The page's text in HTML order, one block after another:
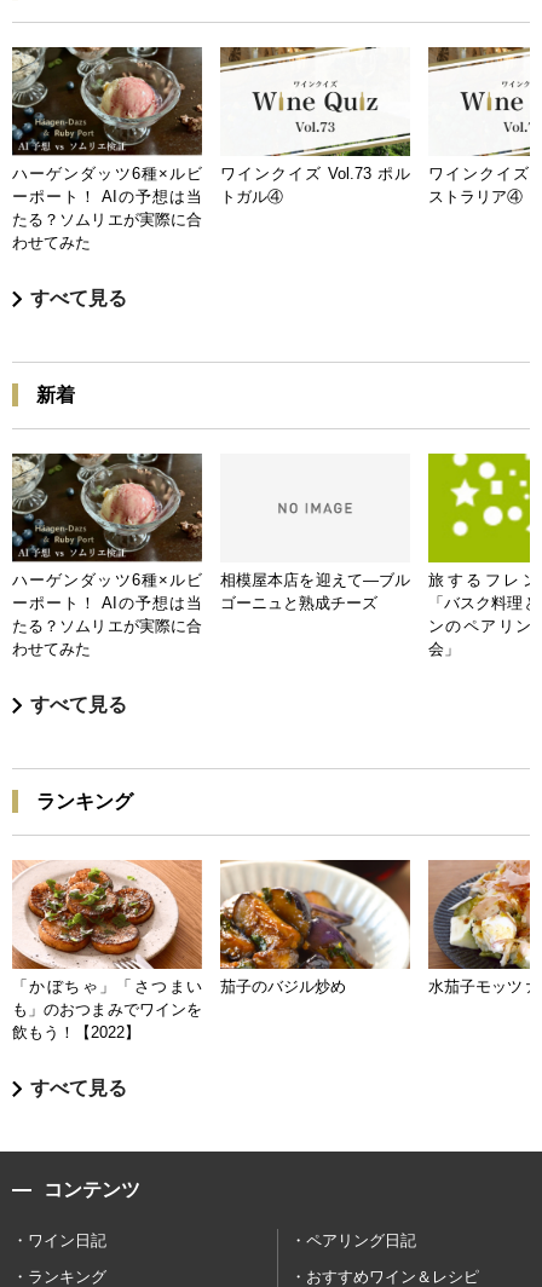
ハーゲンダッツ6種×ルビ
ーポート！ AIの予想は当
たる？ソムリエが実際に合
わせてみた
ワインクイズ Vol.73 ポル
トガル④
ワインクイズ
ストラリア④
すべて見る
新着
ハーゲンダッツ6種×ルビ
ーポート！ AIの予想は当
たる？ソムリエが実際に合
わせてみた
相模屋本店を迎えて―ブル
ゴーニュと熟成チーズ
旅するフレン
「バスク料理
ンのペアリン
会」
すべて見る
ランキング
「かぼちゃ」「さつまい
も」のおつまみでワインを
飲もう！【2022】
茄子のバジル炒め 水茄子モッツァ
すべて見る
コンテンツ
ワイン日記
ペアリング日記
ランキング
おすすめワイン＆レシピ